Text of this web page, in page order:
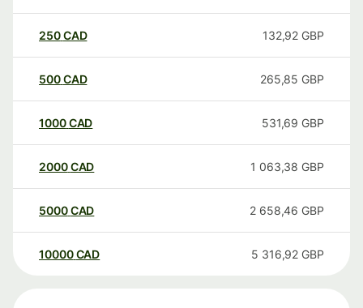
250CAD 132,92 GBP
500CAD 265,85 GBP
1000CAD 531,69 GBP
2000CAD 1 063,38 GBP
5000CAD 2 658,46 GBP
10000 CAD 5 316,92 GBP